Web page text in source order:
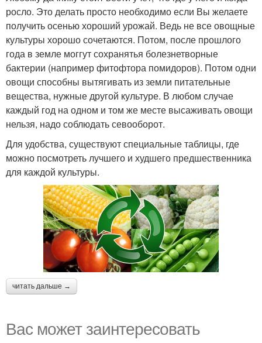
росло. Это делать просто необходимо если Вы желаете
получить осенью хороший урожай. Ведь не все овощные
культуры хорошо сочетаются. Потом, после прошлого
года в земле моггут сохранятья болезнетворные
бактерии (например фитофтора помидоров). Потом одни
овощи способны вытягивать из земли питательные
вещества, нужные другой культуре. В любом случае
каждый год на одном и том же месте высаживать овощи
нельзя, надо соблюдать севооборот.
Для удобства, существуют специальные таблицы, где
можно посмотреть лучшего и худшего предшественника
для каждой культуры.
читать дальше →
Вас может заинтересовать